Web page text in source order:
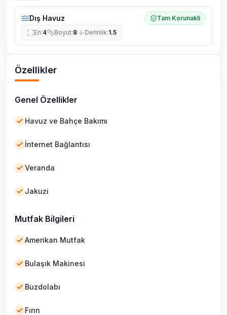
Dış Havuz
Tam Korunakli
En:4 Boyut:8 Derinlik:1.5
Özellikler
Genel Özellikler
Havuz ve Bahçe Bakımı
İnternet Bağlantısı
Veranda
Jakuzi
Mutfak Bilgileri
Amerikan Mutfak
Bulaşık Makinesi
Buzdolabı
Fırın